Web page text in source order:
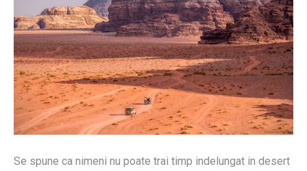
Se spune ca nimeni nu poate trai timp indelungat in desert